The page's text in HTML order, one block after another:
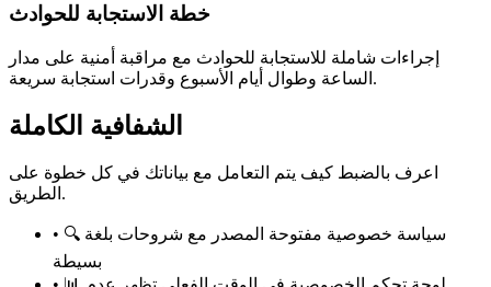
خطة الاستجابة للحوادث
إجراءات شاملة للاستجابة للحوادث مع مراقبة أمنية على مدار
الساعة وطوال أيام الأسبوع وقدرات استجابة سريعة.
الشفافية الكاملة
اعرف بالضبط كيف يتم التعامل مع بياناتك في كل خطوة على
الطريق.
• 🔍 سياسة خصوصية مفتوحة المصدر مع شروحات بلغة
بسيطة